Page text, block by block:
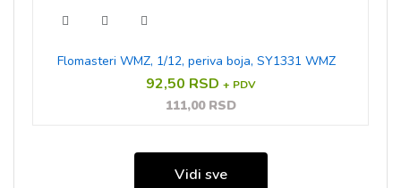
Flomasteri WMZ, 1/12, periva boja, SY1331 WMZ
92,50 RSD + PDV
111,00 RSD
Vidi sve